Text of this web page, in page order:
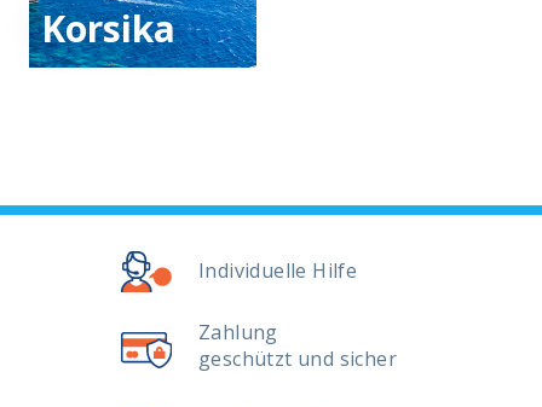
Korsika
Individuelle Hilfe
Zahlung
geschützt und sicher